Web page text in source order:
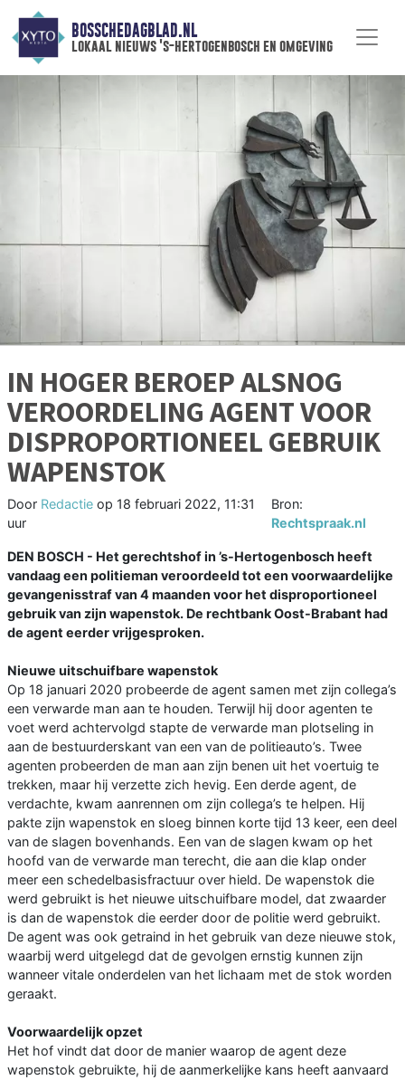
BOSSCHEDAGBLAD.NL
lokaal nieuws 's-hertogenbosch en omgeving
IN HOGER BEROEP ALSNOG
VEROORDELING AGENT VOOR
DISPROPORTIONEEL GEBRUIK
WAPENSTOK
Door Redactie op 18 februari 2022, 11:31
uur
Bron:
Rechtspraak.nl
DEN BOSCH - Het gerechtshof in ’s-Hertogenbosch heeft
vandaag een politieman veroordeeld tot een voorwaardelijke
gevangenisstraf van 4 maanden voor het disproportioneel
gebruik van zijn wapenstok. De rechtbank Oost-Brabant had
de agent eerder vrijgesproken.
Nieuwe uitschuifbare wapenstok
Op 18 januari 2020 probeerde de agent samen met zijn collega’s
een verwarde man aan te houden. Terwijl hij door agenten te
voet werd achtervolgd stapte de verwarde man plotseling in
aan de bestuurderskant van een van de politieauto’s. Twee
agenten probeerden de man aan zijn benen uit het voertuig te
trekken, maar hij verzette zich hevig. Een derde agent, de
verdachte, kwam aanrennen om zijn collega’s te helpen. Hij
pakte zijn wapenstok en sloeg binnen korte tijd 13 keer, een deel
van de slagen bovenhands. Een van de slagen kwam op het
hoofd van de verwarde man terecht, die aan die klap onder
meer een schedelbasisfractuur over hield. De wapenstok die
werd gebruikt is het nieuwe uitschuifbare model, dat zwaarder
is dan de wapenstok die eerder door de politie werd gebruikt.
De agent was ook getraind in het gebruik van deze nieuwe stok,
waarbij werd uitgelegd dat de gevolgen ernstig kunnen zijn
wanneer vitale onderdelen van het lichaam met de stok worden
geraakt.
Voorwaardelijk opzet
Het hof vindt dat door de manier waarop de agent deze
wapenstok gebruikte, hij de aanmerkelijke kans heeft aanvaard